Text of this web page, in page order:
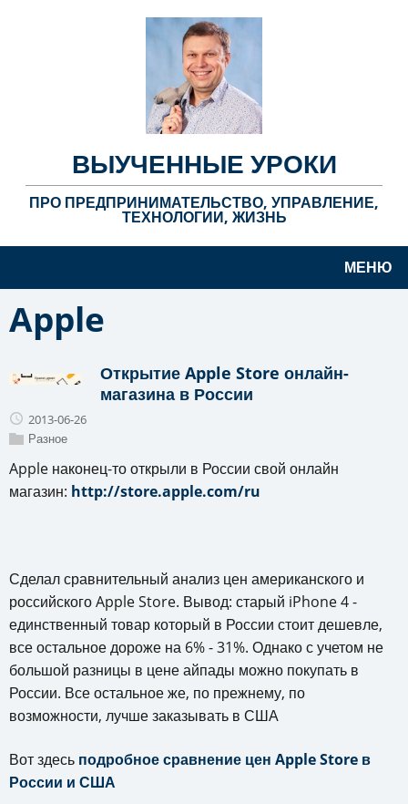
ВЫУЧЕННЫЕ УРОКИ
ПРО ПРЕДПРИНИМАТЕЛЬСТВО, УПРАВЛЕНИЕ,
ТЕХНОЛОГИИ, ЖИЗНЬ
МЕНЮ
Apple
Открытие Apple Store онлайн-
магазина в России
2013-06-26
Разное
Apple наконец-то открыли в России свой онлайн
магазин: http://store.apple.com/ru
Сделал сравнительный анализ цен американского и
российского Apple Store. Вывод: старый iPhone 4 -
единственный товар который в России стоит дешевле,
все остальное дороже на 6% - 31%. Однако с учетом не
большой разницы в цене айпады можно покупать в
России. Все остальное же, по прежнему, по
возможности, лучше заказывать в США
Вот здесь подробное сравнение цен Apple Store в
России и США